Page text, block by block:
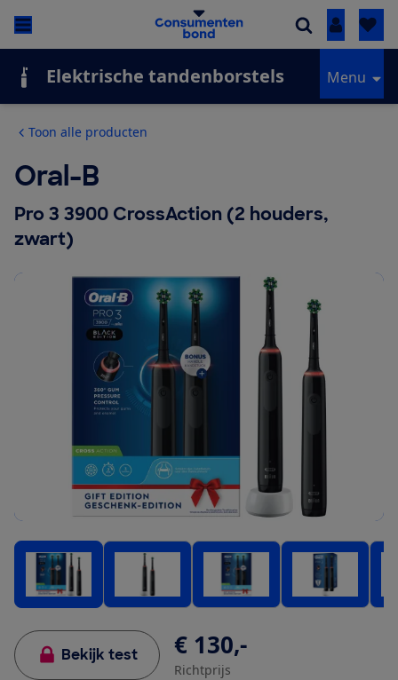
Inloggen
Elektrische tandenborstels Menu
Toon alle producten
Oral-B
Pro 3 3900 CrossAction (2 houders,
zwart)
Bekijk test € 130,-
Richtprijs